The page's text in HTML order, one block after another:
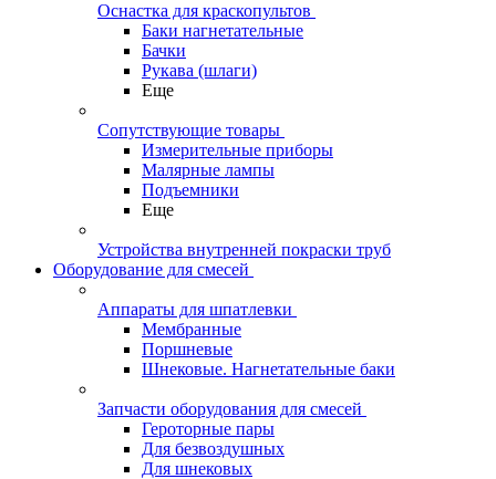
Оснастка для краскопультов
Баки нагнетательные
Бачки
Рукава (шлаги)
Еще
Сопутствующие товары
Измерительные приборы
Малярные лампы
Подъемники
Еще
Устройства внутренней покраски труб
Оборудование для смесей
Аппараты для шпатлевки
Мембранные
Поршневые
Шнековые. Нагнетательные баки
Запчасти оборудования для смесей
Героторные пары
Для безвоздушных
Для шнековых